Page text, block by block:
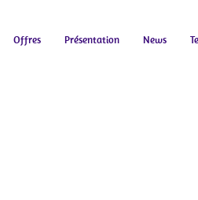
Offres Présentation News